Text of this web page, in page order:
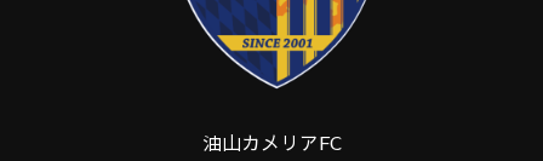
油山カメリアFC